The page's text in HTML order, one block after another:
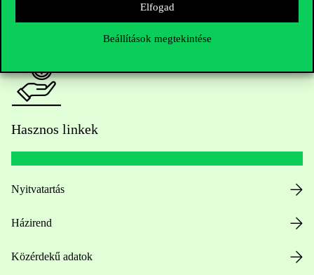
Elfogad
Beállítások megtekintése
press@uni-corvinus.hu
Hasznos linkek
Nyitvatartás
Házirend
Közérdekű adatok